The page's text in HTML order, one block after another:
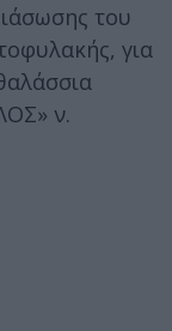
του
για
ν.